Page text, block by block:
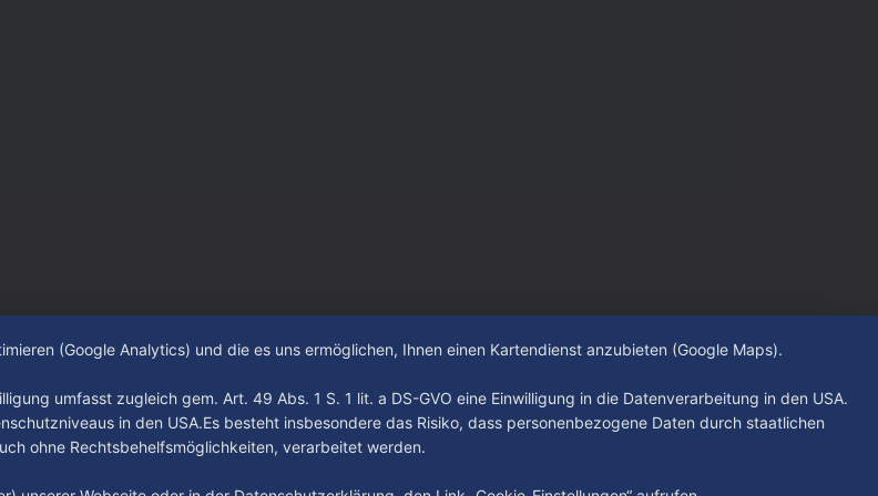
(Google Analytics) und die es uns ermöglichen, Ihnen einen Kartendienst anzubieten (Google Maps).
umfasst zugleich gem. Art. 49 Abs. 1 S. 1 lit. a DS-GVO eine Einwilligung in die Datenverarbeitung in den USA.
in den USA.Es besteht insbesondere das Risiko, dass personenbezogene Daten durch staatlichen
ohne Rechtsbehelfsmöglichkeiten, verarbeitet werden.